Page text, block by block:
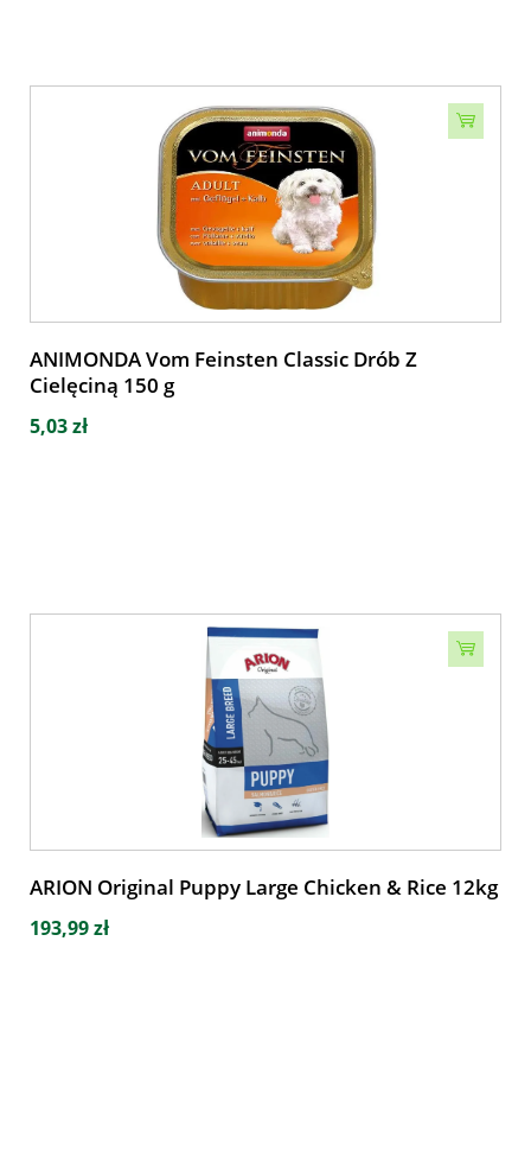
ANIMONDA Vom Feinsten Classic Drób Z
Cielęciną 150 g
5,03 zł
ARION Original Puppy Large Chicken & Rice 12kg
193,99 zł